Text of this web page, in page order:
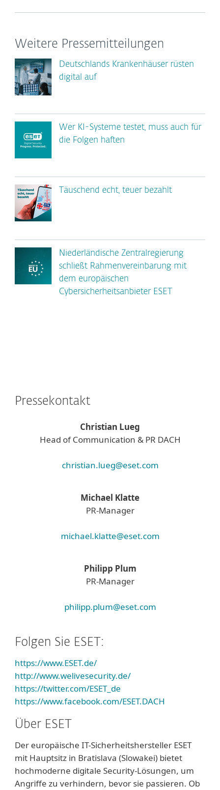
Weitere Pressemitteilungen
Deutschlands Krankenhäuser rüsten
digital auf
Wer KI-Systeme testet, muss auch für
die Folgen haften
Täuschend echt, teuer bezahlt
Niederländische Zentralregierung
schließt Rahmenvereinbarung mit
dem europäischen
Cybersicherheitsanbieter ESET
Pressekontakt
Christian Lueg
Head of Communication & PR DACH
christian.lueg@eset.com
Michael Klatte
PR-Manager
michael.klatte@eset.com
Philipp Plum
PR-Manager
philipp.plum@eset.com
Folgen Sie ESET:
https://www.ESET.de/
http://www.welivesecurity.de/
https://twitter.com/ESET_de
https://www.facebook.com/ESET.DACH
Über ESET
Der europäische IT-Sicherheitshersteller ESET
mit Hauptsitz in Bratislava (Slowakei) bietet
hochmoderne digitale Security-Lösungen, um
Angriffe zu verhindern, bevor sie passieren. Ob